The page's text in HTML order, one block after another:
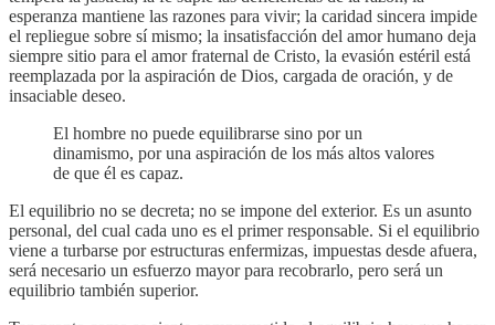
esperanza mantiene las razones para vivir; la caridad sincera impide
el repliegue sobre sí mismo; la insatisfacción del amor humano deja
siempre sitio para el amor fraternal de Cristo, la evasión estéril está
reemplazada por la aspiración de Dios, cargada de oración, y de
insaciable deseo.
El hombre no puede equilibrarse sino por un
dinamismo, por una aspiración de los más altos valores
de que él es capaz.
El equilibrio no se decreta; no se impone del exterior. Es un asunto
personal, del cual cada uno es el primer responsable. Si el equilibrio
viene a turbarse por estructuras enfermizas, impuestas desde afuera,
será necesario un esfuerzo mayor para recobrarlo, pero será un
equilibrio también superior.